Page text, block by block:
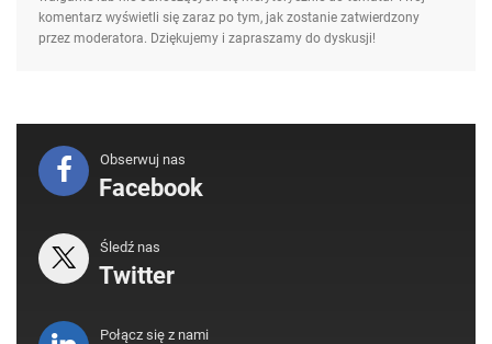
komentarz wyświetli się zaraz po tym, jak zostanie zatwierdzony
przez moderatora. Dziękujemy i zapraszamy do dyskusji!
Obserwuj nas
Facebook
Śledź nas
Twitter
Połącz się z nami